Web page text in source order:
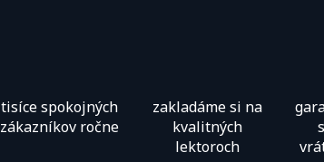
tisíce spokojných
zákazníkov ročne
zakladáme si na
kvalitných
lektoroch